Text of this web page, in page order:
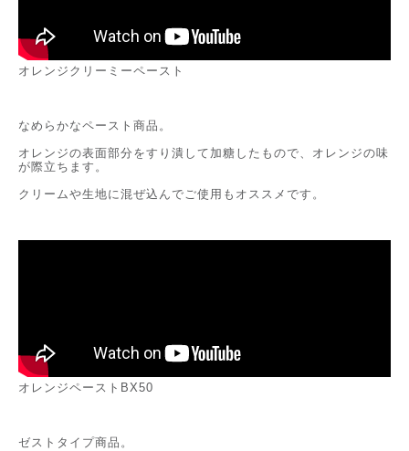
オレンジクリーミーペースト
なめらかなペースト商品。
オレンジの表面部分をすり潰して加糖したもので、オレンジの味
が際立ちます。
クリームや生地に混ぜ込んでご使用もオススメです。
オレンジペーストBX50
ゼストタイプ商品。